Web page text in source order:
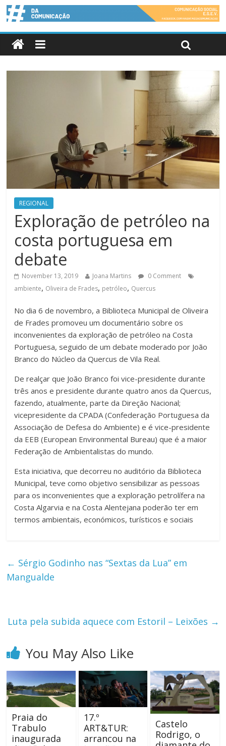
REGIONAL
Exploração de petróleo na
costa portuguesa em
debate
November 13, 2019 Joana Martins
0 Comment
ambiente, Oliveira de Frades, petróleo, Quercus
No dia 6 de novembro, a Biblioteca Municipal de Oliveira
de Frades promoveu um documentário sobre os
inconvenientes da exploração de petróleo na Costa
Portuguesa, seguido de um debate moderado por João
Branco do Núcleo da Quercus de Vila Real.
De realçar que João Branco foi vice-presidente durante
três anos e presidente durante quatro anos da Quercus,
fazendo, atualmente, parte da Direção Nacional;
vicepresidente da CPADA (Confederação Portuguesa da
Associação de Defesa do Ambiente) e é vice-presidente
da EEB (European Environmental Bureau) que é a maior
Federação de Ambientalistas do mundo.
Esta iniciativa, que decorreu no auditório da Biblioteca
Municipal, teve como objetivo sensibilizar as pessoas
para os inconvenientes que a exploração petrolífera na
Costa Algarvia e na Costa Alentejana poderão ter em
termos ambientais, económicos, turísticos e sociais
← Sérgio Godinho nas “Sextas da Lua” em
Mangualde
Luta pela subida aquece com Estoril – Leixões →
You May Also Like
Praia do
Trabulo
inaugurada
17.º
ART&TUR:
arrancou na
Castelo
Rodrigo, o